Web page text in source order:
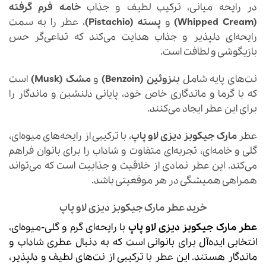
در رایحه میانی، ترکیب لطیف و جذابخامه فرم گرفته
(Whipped Cream)
و پسته (Pistachio)
، عطر را به سمت
رایحه‌ای دلپذیر و جذاب هدایت می‌کند که تداعی‌گر حس
بازیگوشی و لطافت است.
نت‌های پایه شامل بنزوئین (Benzoin) ومشک (Musk)
است
که با گرما و ماندگاری خاص خود، پایانی دلنشین و ماندگار را
برای این عطر ایجاد می‌کنند.
عطرمارک جیکوبز دیزی لاو پاپ، با ترکیبی از رایحه‌های میوه‌ای،
گلی و خامه‌ای، تجربه‌ای متفاوت و شاداب را برای بانوان فراهم
می‌کند. این عطر نمادی از خلاقیت و جذابیت است که می‌تواند
همراهی همیشگی در هر موقعیتی باشد.
خرید عطر مارک جیکوبز دیزی لاو پاپ
عطر مارک جیکوبز دیزی لاو پاپ با رایحه‌ای گرم و گلی-میوه‌ای،
انتخابی ایده‌آل برای بانوانی است که به دنبال عطری شاداب و
ماندگار هستند. این عطر با ترکیبی از نت‌های لطیف و دلپذیر،